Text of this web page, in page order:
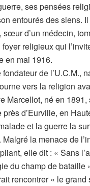
ses pensées
entourés des siens.
d’un médecin,
religieux qui
en mai 1916.
de l’U.C.M.,
vers la religion
Marcellot, né en
d’Eurville, en
et la guerre la
la menace de
elle dit : « Sans
du champ de bataille
rencontrer « le